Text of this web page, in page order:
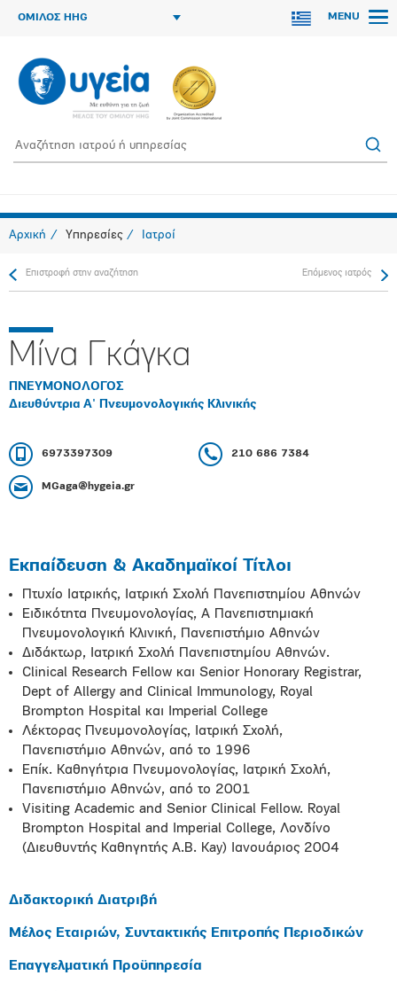
ΟΜΙΛΟΣ HHG MENU
Αρχική Υπηρεσίες Ιατροί
Επιστροφή στην αναζήτηση Επόμενος ιατρός
Μίνα Γκάγκα
ΠΝΕΥΜΟΝΟΛΟΓΟΣ
Διευθύντρια Α' Πνευμονολογικής Κλινικής
6973397309 210 686 7384
MGaga@hygeia.gr
Εκπαίδευση & Ακαδημαϊκοί Τίτλοι
Πτυχίο Ιατρικής, Ιατρική Σχολή Πανεπιστημίου Αθηνών
Ειδικότητα Πνευμονολογίας, Α Πανεπιστημιακή
Πνευμονολογική Κλινική, Πανεπιστήμιο Αθηνών
Διδάκτωρ, Ιατρική Σχολή Πανεπιστημίου Αθηνών.
Clinical Research Fellow και Senior Honorary Registrar,
Dept of Allergy and Clinical Immunology, Royal
Brompton Hospital και Imperial College
Λέκτορας Πνευμονολογίας, Ιατρική Σχολή,
Πανεπιστήμιο Αθηνών, από το 1996
Eπίκ. Καθηγήτρια Πνευμονολογίας, Ιατρική Σχολή,
Πανεπιστήμιο Αθηνών, από το 2001
Visiting Academic and Senior Clinical Fellow. Royal
Brompton Hospital and Imperial College, Λονδίνο
(Διευθυντής Καθηγητής A.B. Kay) Ιανουάριος 2004
Διδακτορική Διατριβή
Μέλος Εταιριών, Συντακτικής Επιτροπής Περιοδικών
Επαγγελματική Προϋπηρεσία